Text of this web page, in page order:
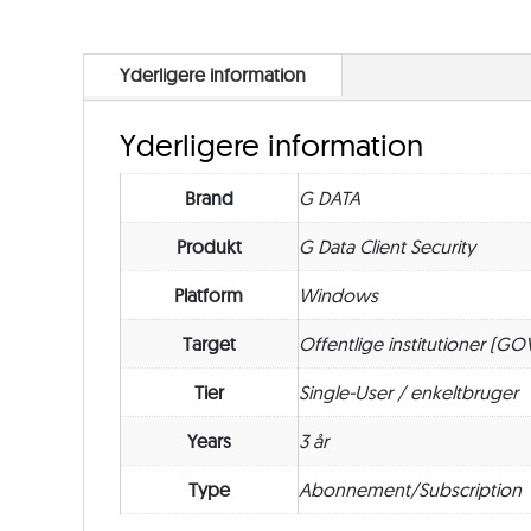
Yderligere information
Yderligere information
Brand G DATA
Produkt G Data Client Security
Platform Windows
Target Offentlige institutioner
Tier Single-User / enkeltbruger
Years 3 år
Type Abonnement/Subscription